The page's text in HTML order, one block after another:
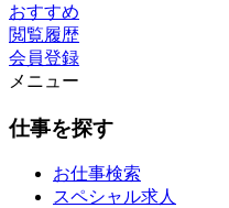
おすすめ
閲覧履歴
会員登録
メニュー
仕事を探す
お仕事検索
スペシャル求人